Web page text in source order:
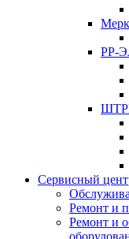
РР-
Сервисный
Ремонт и
Ремонт и